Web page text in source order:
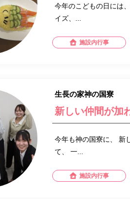
今年のこどもの日には
イズ、...
施設内行事
生長の家神の国寮
新しい仲間が
今年も神の国寮に、 新
て、 一...
施設内行事